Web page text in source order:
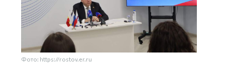
Фото: https://rostov.er.ru